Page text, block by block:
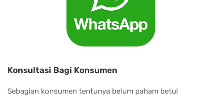
Konsultasi Bagi Konsumen
Sebagian konsumen tentunya belum paham betul